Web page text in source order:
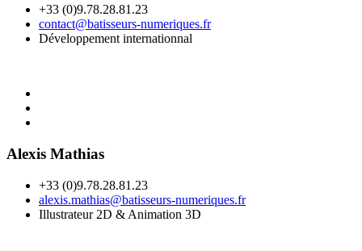
+33 (0)9.78.28.81.23
contact@batisseurs-numeriques.fr
Développement internationnal
Alexis Mathias
+33 (0)9.78.28.81.23
alexis.mathias@batisseurs-numeriques.fr
Illustrateur 2D & Animation 3D